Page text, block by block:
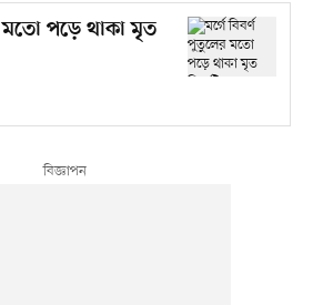
মতো পড়ে থাকা মৃত